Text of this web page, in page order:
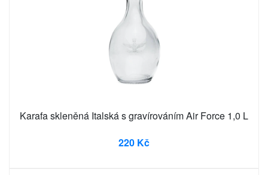
Karafa skleněná Italská s gravírováním Air Force 1,0 L
220 Kč